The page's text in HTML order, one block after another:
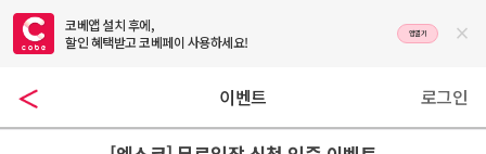
코베앱 설치 후에,
할인 혜택받고 코베페이 사용하세요!
앱열기 
이벤트 로그인